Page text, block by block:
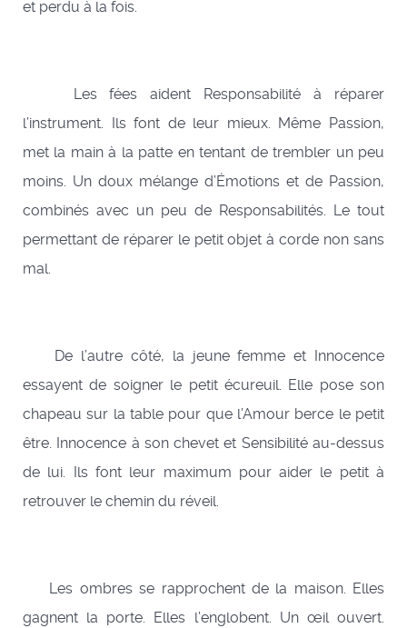
et perdu à la fois.
Les fées aident Responsabilité à réparer
l’instrument. Ils font de leur mieux. Même Passion,
met la main à la patte en tentant de trembler un peu
moins. Un doux mélange d’Émotions et de Passion,
combinés avec un peu de Responsabilités. Le tout
permettant de réparer le petit objet à corde non sans
mal.
De l’autre côté, la jeune femme et Innocence
essayent de soigner le petit écureuil. Elle pose son
chapeau sur la table pour que l’Amour berce le petit
être. Innocence à son chevet et Sensibilité au-dessus
de lui. Ils font leur maximum pour aider le petit à
retrouver le chemin du réveil.
Les ombres se rapprochent de la maison. Elles
gagnent la porte. Elles l’englobent. Un œil ouvert.